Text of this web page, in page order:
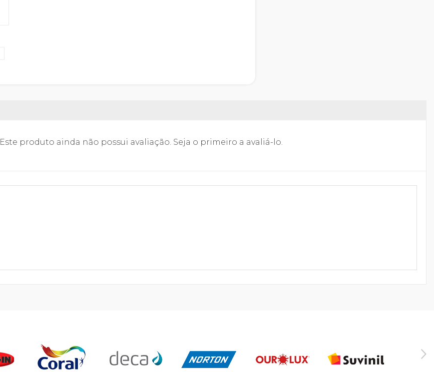
Este produto ainda não possui avaliação. Seja o primeiro a avaliá-lo.